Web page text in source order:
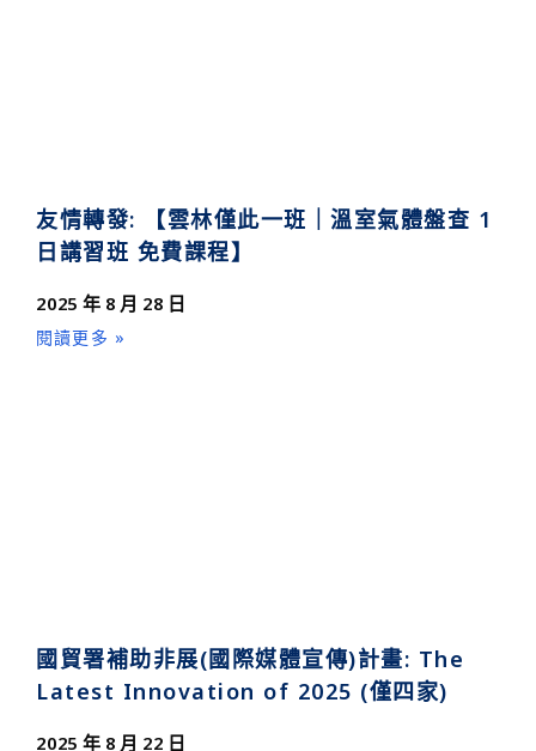
友情轉發: 【雲林僅此一班｜溫室氣體盤查 1
日講習班 免費課程】
2025 年 8 月 28 日
閱讀更多 »
國貿署補助非展(國際媒體宣傳)計畫: The
Latest Innovation of 2025 (僅四家)
2025 年 8 月 22 日